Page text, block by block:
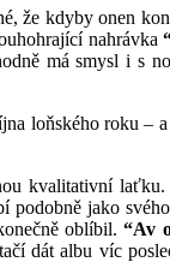
že kdyby onen
nahrávka
má smysl i s
loňského roku –
kvalitativní
podobně jako
oblíbil.“Av
dát albu víc